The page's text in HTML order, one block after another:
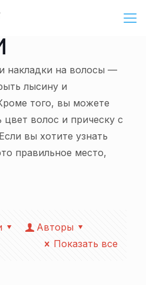
накладки на волосы —
лысину и
того, вы можете
цвет волос и прическу с
вы хотите узнать
правильное место,
Авторы
Показать все